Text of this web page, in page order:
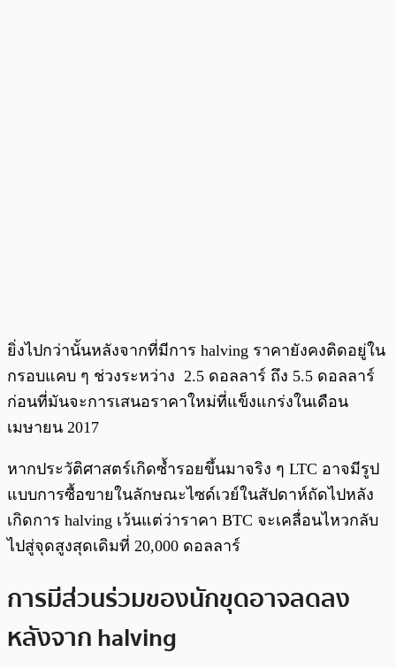
ยิ่งไปกว่านั้นหลังจากที่มีการ halving ราคายังคงติดอยู่ใน
กรอบแคบ ๆ ช่วงระหว่าง 2.5 ดอลลาร์ ถึง 5.5 ดอลลาร์
ก่อนที่มันจะการเสนอราคาใหม่ที่แข็งแกร่งในเดือน
เมษายน 2017
หากประวัติศาสตร์เกิดซ้ำรอยขึ้นมาจริง ๆ LTC อาจมีรูป
แบบการซื้อขายในลักษณะไซด์เวย์ในสัปดาห์ถัดไปหลัง
เกิดการ halving เว้นแต่ว่าราคา BTC จะเคลื่อนไหวกลับ
ไปสู่จุดสูงสุดเดิมที่ 20,000 ดอลลาร์
การมีส่วนร่วมของนักขุดอาจลดลง
หลังจาก halving